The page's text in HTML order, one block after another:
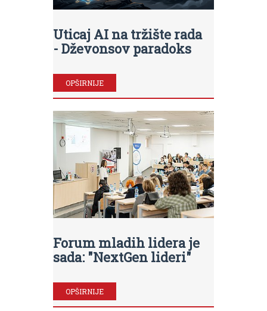
Uticaj AI na tržište rada
- Dževonsov paradoks
OPŠIRNIJE
Forum mladih lidera je
sada: "NextGen lideri"
OPŠIRNIJE